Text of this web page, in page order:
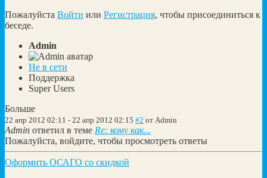
Пожалуйста Войти или Регистрация, чтобы присоединиться к
беседе.
Admin
Не в сети
Поддержка
Super Users
Больше
22 апр 2012 02:11 - 22 апр 2012 02:15 #2 от Admin
Admin ответил в теме Re: кому как...
Пожалуйста, войдите, чтобы просмотреть ответы
Оформить ОСАГО со скидкой